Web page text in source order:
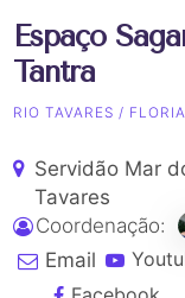
Espaço
Tantra
RIO TAVARES /
Servidão Mar
Tavares
Coordenação:
Email